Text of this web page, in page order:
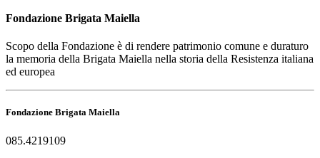
Fondazione Brigata Maiella
Scopo della Fondazione è di rendere patrimonio comune e duraturo
la memoria della Brigata Maiella nella storia della Resistenza italiana
ed europea
Fondazione Brigata Maiella
085.4219109